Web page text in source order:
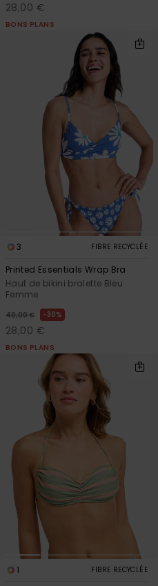
28,00 €
BONS PLANS
3 FIBRE RECYCLÉE
Printed Essentials Wrap Bra
Haut de bikini bralette Bleu
Femme
40,00 € 30%
28,00 €
BONS PLANS
1 FIBRE RECYCLÉE